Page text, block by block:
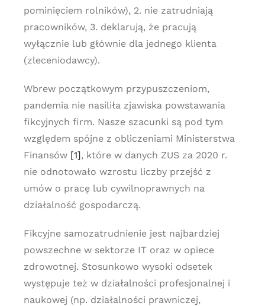
pominięciem rolników), 2. nie zatrudniają
pracowników, 3. deklarują, że pracują
wyłącznie lub głównie dla jednego klienta
(zleceniodawcy).
Wbrew początkowym przypuszczeniom,
pandemia nie nasiliła zjawiska powstawania
fikcyjnych firm. Nasze szacunki są pod tym
względem spójne z obliczeniami Ministerstwa
Finansów [1], które w danych ZUS za 2020 r.
nie odnotowało wzrostu liczby przejść z
umów o pracę lub cywilnoprawnych na
działalność gospodarczą.
Fikcyjne samozatrudnienie jest najbardziej
powszechne w sektorze IT oraz w opiece
zdrowotnej. Stosunkowo wysoki odsetek
występuje też w działalności profesjonalnej i
naukowej (np. działalności prawniczej,